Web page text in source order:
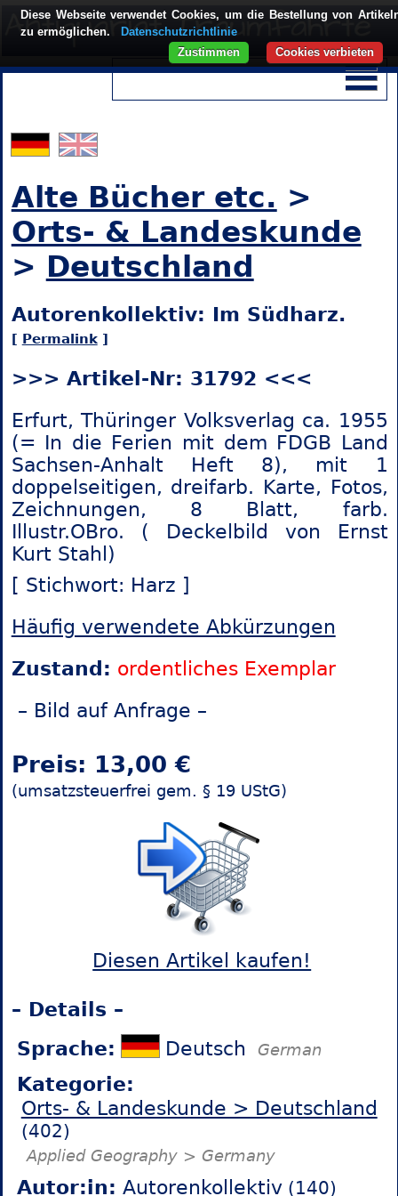
Alte Bücher etc. >
Orts- & Landeskunde
> Deutschland
Autorenkollektiv: Im Südharz.
[ Permalink]
>>> Artikel-Nr: 31792 <<<
Erfurt, Thüringer Volksverlag ca. 1955
(= In die Ferien mit dem FDGB Land
Sachsen-Anhalt Heft 8), mit 1
doppelseitigen, dreifarb. Karte, Fotos,
Zeichnungen, 8 Blatt, farb.
Illustr.OBro. ( Deckelbild von Ernst
Kurt Stahl)
[ Stichwort: Harz ]
Häufig verwendete Abkürzungen
Zustand: ordentliches Exemplar
– Bild auf Anfrage –
Preis: 13,00 €
(umsatzsteuerfrei gem. § 19 UStG)
Diesen Artikel kaufen!
– Details –
Sprache:
Deutsch German
Kategorie:
Orts- & Landeskunde > Deutschland
(402)
Applied Geography > Germany
Autor:in: Autorenkollektiv(140)
Diese Webseite verwendet Cookies, um die Bestellung von
zu ermöglichen.
Datenschutzrichtlinie
Cookies verbieten
Zustimmen